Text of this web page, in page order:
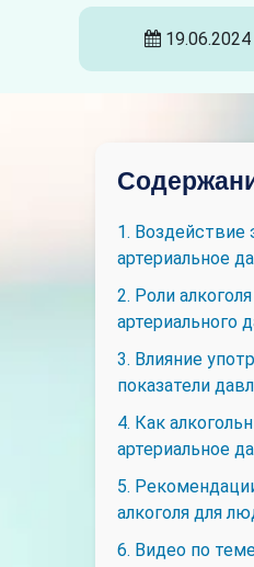
19.06.2024
1. Воздействие
артериальное
2. Роли
артериального
3. Влияние
показатели
4. Как
артериальное
5.
алкоголя для
6. Видео по